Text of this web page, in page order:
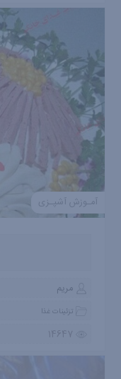
آمـوزش آشپـزی
مریم
تزئینات غذا
14647